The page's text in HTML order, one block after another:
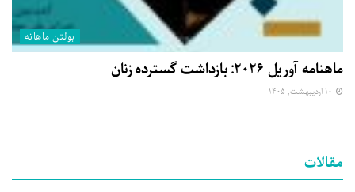
بولتن ماهانه
ماهنامه آوریل ۲۰۲۶: بازداشت گسترده زنان
مقالات